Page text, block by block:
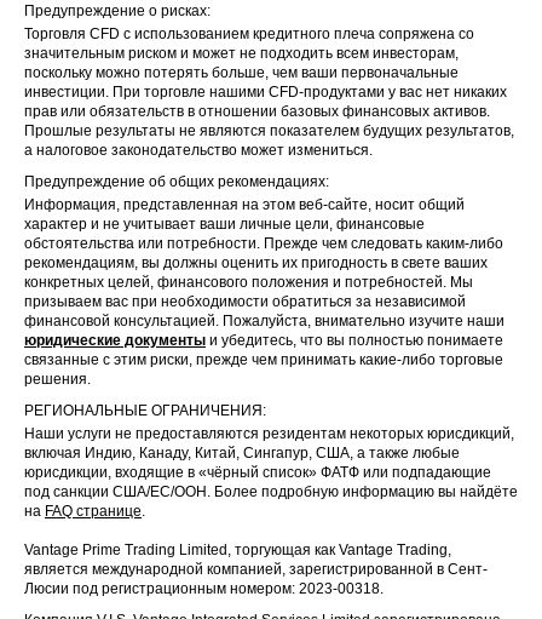
Предупреждение о рисках:
Торговля CFD с использованием кредитного плеча сопряжена со
значительным риском и может не подходить всем инвесторам,
поскольку можно потерять больше, чем ваши первоначальные
инвестиции. При торговле нашими CFD-продуктами у вас нет никаких
прав или обязательств в отношении базовых финансовых активов.
Прошлые результаты не являются показателем будущих результатов,
а налоговое законодательство может измениться.
Предупреждение об общих рекомендациях:
Информация, представленная на этом веб-сайте, носит общий
характер и не учитывает ваши личные цели, финансовые
обстоятельства или потребности. Прежде чем следовать каким-либо
рекомендациям, вы должны оценить их пригодность в свете ваших
конкретных целей, финансового положения и потребностей. Мы
призываем вас при необходимости обратиться за независимой
финансовой консультацией. Пожалуйста, внимательно изучите наши
юридические документы и убедитесь, что вы полностью понимаете
связанные с этим риски, прежде чем принимать какие-либо торговые
решения.
РЕГИОНАЛЬНЫЕ ОГРАНИЧЕНИЯ:
Наши услуги не предоставляются резидентам некоторых юрисдикций,
включая Индию, Канаду, Китай, Сингапур, США, а также любые
юрисдикции, входящие в «чёрный список» ФАТФ или подпадающие
под санкции США/ЕС/ООН. Более подробную информацию вы найдёте
на FAQ странице.
Vantage Prime Trading Limited, торгующая как Vantage Trading,
является международной компанией, зарегистрированной в Сент-
Люсии под регистрационным номером: 2023-00318.